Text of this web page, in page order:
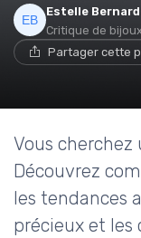
Estelle
Critique de
Partager cette
Vous
Découvrez
les tendances
précieux et les